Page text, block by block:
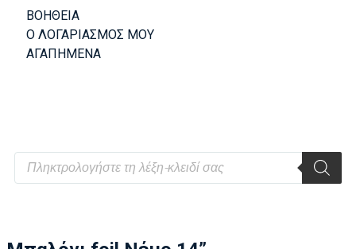
ΒΟΗΘΕΙΑ
Ο ΛΟΓΑΡΙΑΣΜΟΣ ΜΟΥ
ΑΓΑΠΗΜΕΝΑ